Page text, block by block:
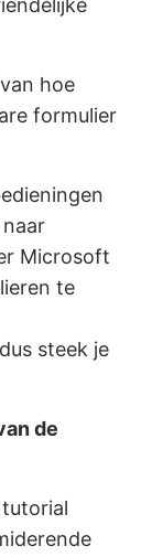
hoe
formulier
Microsoft
te
steek je
de